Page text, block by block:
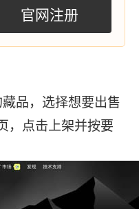
官网注册
品，选择想要出售
，点击上架并按要